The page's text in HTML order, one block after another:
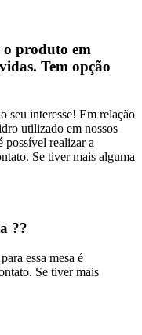
produto em
Tem opção
seu interesse! Em relação
utilizado em nossos
possível realizar a
Se tiver mais alguma
??
essa mesa é
Se tiver mais